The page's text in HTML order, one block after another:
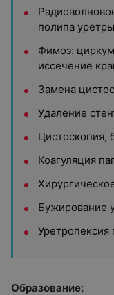
полипа
Фимоз:
иссечение
Замена
Удаление
Цистоскопия,
Коагуляция
Бужирование
Образование: